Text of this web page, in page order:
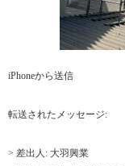
iPhoneから送信
転送されたメッセージ:
> 差出人: 大羽興業